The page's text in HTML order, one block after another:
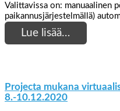
Valittavissa on: manuaalinen
paikannusjärjestelmällä)
Lue lisää…
Projecta mukana
8.-10.12.2020